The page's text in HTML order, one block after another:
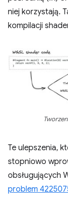
niej korzystają.
kompilacji
Te ulepszenia,
stopniowo
obsługujących
problem